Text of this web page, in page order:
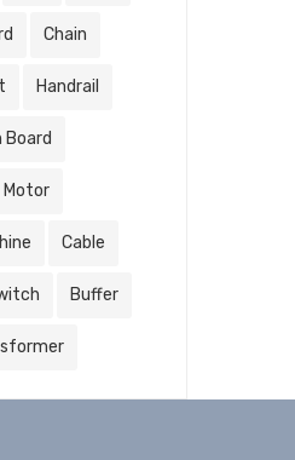
Chain
Handrail
Board
Motor
Cable
Buffer